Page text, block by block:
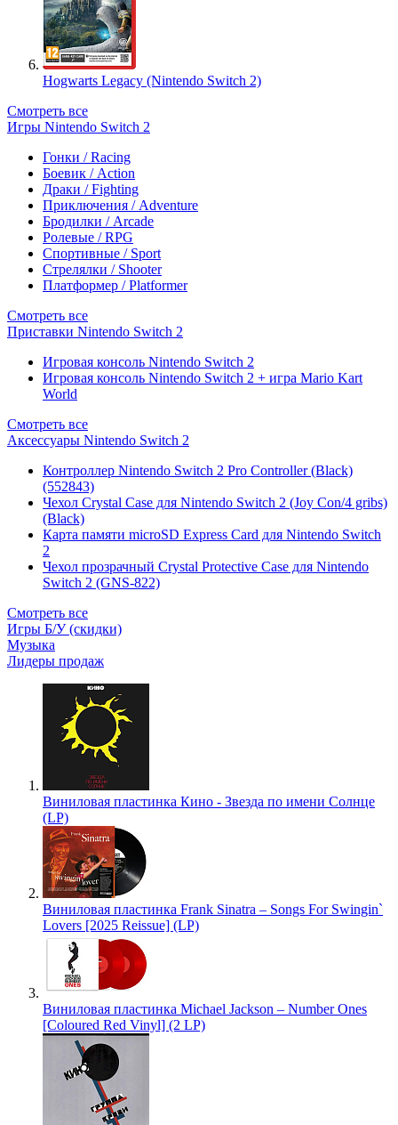
Hogwarts Legacy (Nintendo Switch 2)
Смотреть все
Игры Nintendo Switch 2
Гонки / Racing
Боевик / Action
Драки / Fighting
Приключения / Adventure
Бродилки / Arcade
Ролевые / RPG
Спортивные / Sport
Стрелялки / Shooter
Платформер / Platformer
Смотреть все
Приставки Nintendo Switch 2
Игровая консоль Nintendo Switch 2
Игровая консоль Nintendo Switch 2 + игра Mario Kart
World
Смотреть все
Аксессуары Nintendo Switch 2
Контроллер Nintendo Switch 2 Pro Controller (Black)
(552843)
Чехол Сrystal Сase для Nintendo Switch 2 (Joy Con/4 gribs)
(Black)
Карта памяти microSD Express Card для Nintendo Switch
2
Чехол прозрачный Crystal Protective Case для Nintendo
Switch 2 (GNS-822)
Смотреть все
Игры Б/У (скидки)
Музыка
Лидеры продаж
Виниловая пластинка Кино - Звезда по имени Солнце
(LP)
Виниловая пластинка Frank Sinatra – Songs For Swingin`
Lovers [2025 Reissue] (LP)
Виниловая пластинка Michael Jackson – Number Ones
[Coloured Red Vinyl] (2 LP)